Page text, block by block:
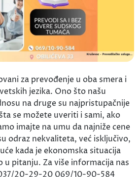
za prevođenje u oba smera i
jezika. Ono što našu
na druge su najpristupačnije
se možete uveriti i sami, ako
imajte na umu da najniže cene
odraz nekvaliteta, već isključivo,
kada je ekonomska situacija
u pitanju. Za više informacija nas
20-29-20 069/10-90-584